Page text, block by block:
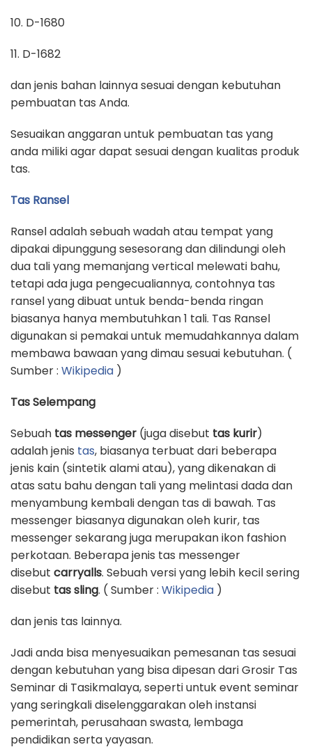
10. D-1680
11. D-1682
dan jenis bahan lainnya sesuai dengan kebutuhan
pembuatan tas Anda.
Sesuaikan anggaran untuk pembuatan tas yang
anda miliki agar dapat sesuai dengan kualitas produk
tas.
Tas Ransel
Ransel adalah sebuah wadah atau tempat yang
dipakai dipunggung sesesorang dan dilindungi oleh
dua tali yang memanjang vertical melewati bahu,
tetapi ada juga pengecualiannya, contohnya tas
ransel yang dibuat untuk benda-benda ringan
biasanya hanya membutuhkan 1 tali. Tas Ransel
digunakan si pemakai untuk memudahkannya dalam
membawa bawaan yang dimau sesuai kebutuhan. (
Sumber : Wikipedia )
Tas Selempang
Sebuah tas messenger (juga disebut tas kurir)
adalah jenis tas, biasanya terbuat dari beberapa
jenis kain (sintetik alami atau), yang dikenakan di
atas satu bahu dengan tali yang melintasi dada dan
menyambung kembali dengan tas di bawah. Tas
messenger biasanya digunakan oleh kurir, tas
messenger sekarang juga merupakan ikon fashion
perkotaan. Beberapa jenis tas messenger
disebut carryalls. Sebuah versi yang lebih kecil sering
disebut tas sling. ( Sumber : Wikipedia )
dan jenis tas lainnya.
Jadi anda bisa menyesuaikan pemesanan tas sesuai
dengan kebutuhan yang bisa dipesan dari Grosir Tas
Seminar di Tasikmalaya, seperti untuk event seminar
yang seringkali diselenggarakan oleh instansi
pemerintah, perusahaan swasta, lembaga
pendidikan serta yayasan.